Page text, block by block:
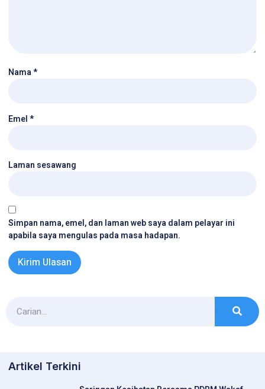
Nama*
Emel*
Laman sesawang
Simpan nama, emel, dan laman web saya dalam pelayar ini
apabila saya mengulas pada masa hadapan.
Artikel Terkini